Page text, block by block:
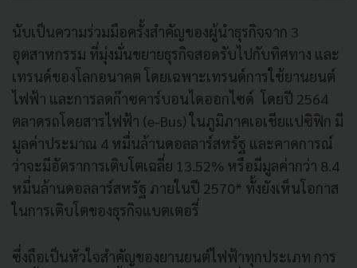
นับเป็นความร่วมมือครั้งสำคัญของผู้นำธุรกิจจาก 3
อุตสาหกรรม ที่มุ่งมั่นขยายธุรกิจสอดรับไปกับทิศทาง และ
เทรนด์ของโลกอนาคต โดยเฉพาะเทรนด์การใช้ยานยนต์
ไฟฟ้า และการลดก๊าซคาร์บอนไดออกไซด์ โดยปี 2564
ตลาดรถโดยสารไฟฟ้า (e-Bus) ในภูมิภาคเอเชียแปซิฟิก มี
มูลค่าประมาณ 4 หมื่นล้านดอลลาร์สหรัฐ และคาดการณ์
ว่าจะมีอัตราการเติบโตเฉลี่ย 13.52% หรือมีมูลค่ากว่า 8.4
หมื่นล้านดอลลาร์สหรัฐ ภายในปี 2570* ทั้งยังเห็นโอกาส
ในการเติบโตของธุรกิจแบตเตอรี่
ซึ่งถือเป็นหัวใจสำคัญของยานยนต์ไฟฟ้าทุกประเภท การ